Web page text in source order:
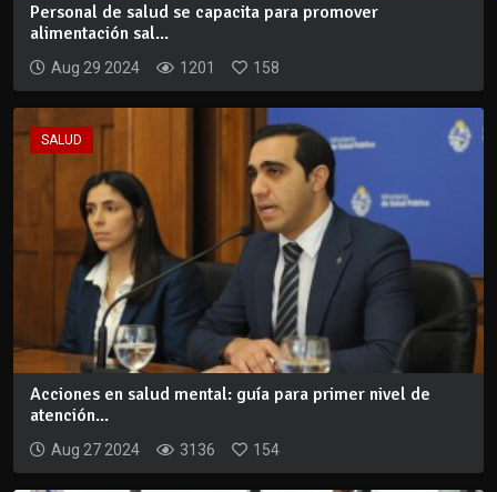
Personal de salud se capacita para promover
alimentación sal...
Aug 29 2024 1201 158
SALUD
Acciones en salud mental: guía para primer nivel de
atención...
Aug 27 2024 3136 154